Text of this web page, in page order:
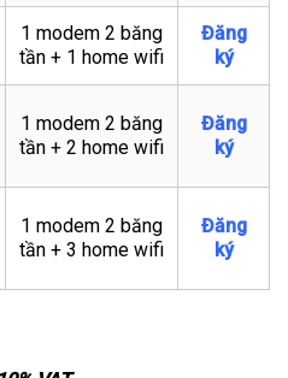
1 modem 2 băng
tần + 1 home wifi
Đăng
ký
1 modem 2 băng
tần + 2 home wifi
Đăng
ký
1 modem 2 băng
tần + 3 home wifi
Đăng
ký